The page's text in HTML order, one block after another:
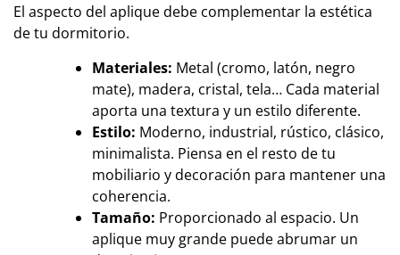
El aspecto del aplique debe complementar la estética
de tu dormitorio.
Materiales: Metal (cromo, latón, negro
mate), madera, cristal, tela… Cada material
aporta una textura y un estilo diferente.
Estilo: Moderno, industrial, rústico, clásico,
minimalista. Piensa en el resto de tu
mobiliario y decoración para mantener una
coherencia.
Tamaño: Proporcionado al espacio. Un
aplique muy grande puede abrumar un